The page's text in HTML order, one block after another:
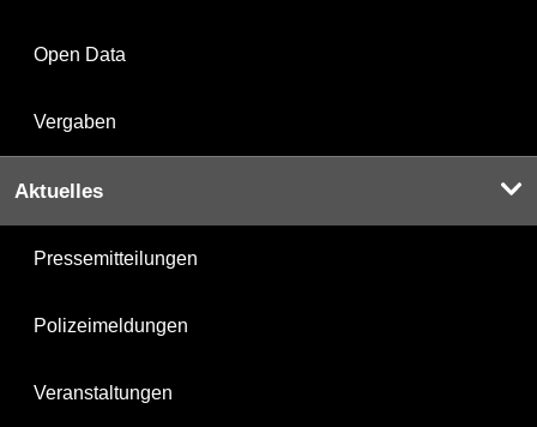
Open Data
Vergaben
Aktuelles
Pressemitteilungen
Polizeimeldungen
Veranstaltungen